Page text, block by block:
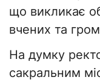
що викликає
вчених та
На думку
сакральним